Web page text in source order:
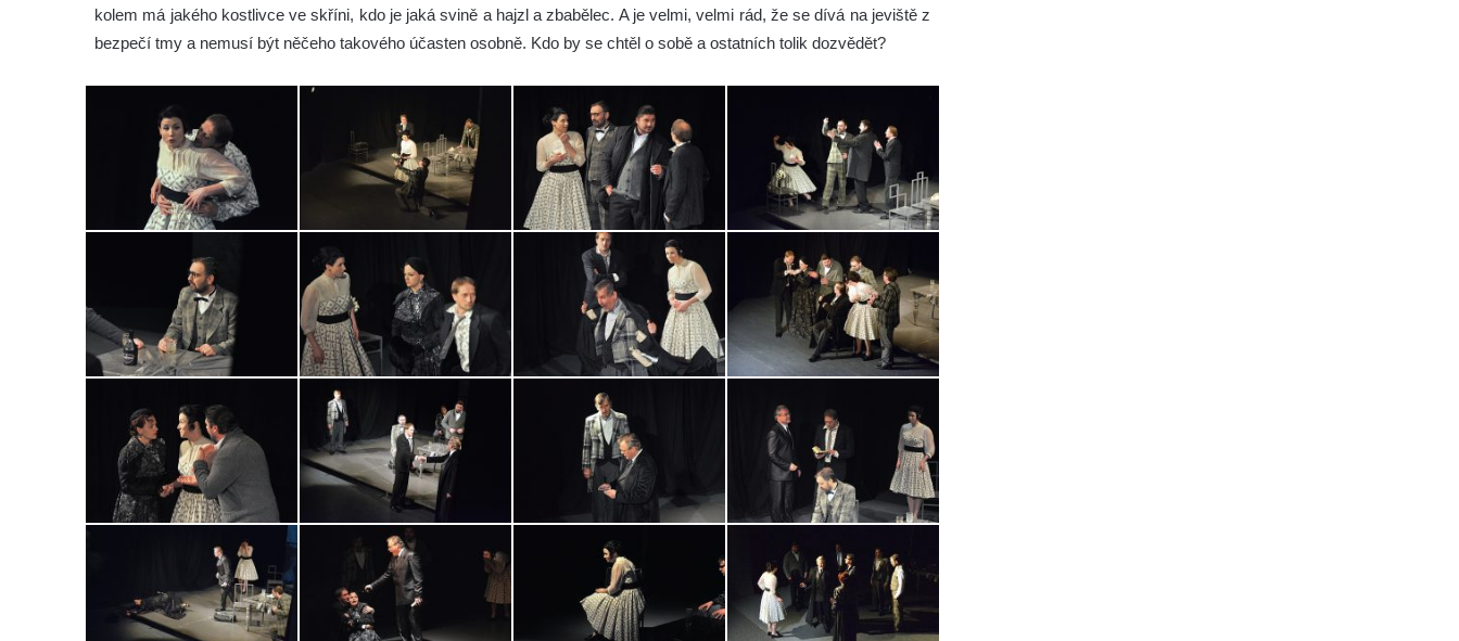
kolem má jakého kostlivce ve skříni, kdo je jaká svině a hajzl a zbabělec. A je velmi, velmi rád, že se dívá na jeviště z
bezpečí tmy a nemusí být něčeho takového účasten osobně. Kdo by se chtěl o sobě a ostatních tolik dozvědět?